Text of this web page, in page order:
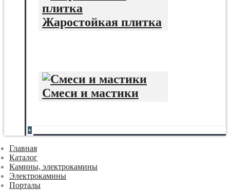
Жаростойкая плитка
Смеси и мастики
+
Главная
Каталог
Камины, электрокамины
Электрокамины
Порталы